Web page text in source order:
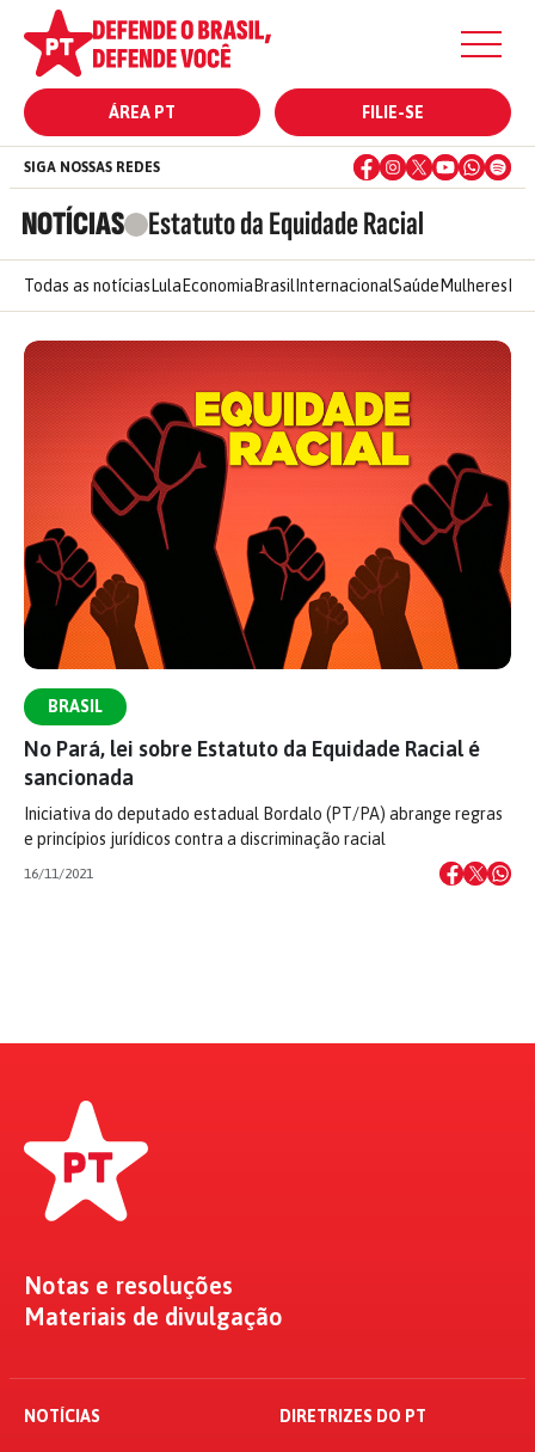
ÁREA PT FILIE-SE
NOTÍCIAS Estatuto da Equidade Racial
SIGA NOSSAS REDES
Todas as notícias Lula Economia Brasil InternacionalSaúde Mulheres
BRASIL
No Pará, lei sobre Estatuto da Equidade Racial é
sancionada
Iniciativa do deputado estadual Bordalo (PT/PA) abrange regras
e princípios jurídicos contra a discriminação racial
16/11/2021
Notas e resoluções
Materiais de divulgação
NOTÍCIAS DIRETRIZES DO PT